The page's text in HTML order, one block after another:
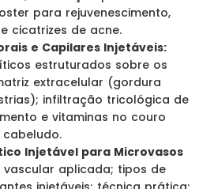
para rejuvenescimento,
cicatrizes de acne.
e Capilares Injetáveis:
estruturados sobre os
extracelular (gordura
infiltração tricológica de
e vitaminas no couro
cabeludo.
Injetável para Microvasos
vascular aplicada; tipos de